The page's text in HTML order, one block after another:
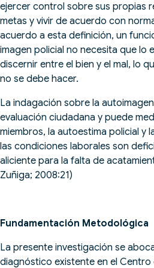
ejercer control sobre sus propias
metas y vivir de acuerdo con
acuerdo a esta definición, un
imagen policial no necesita que lo
discernir entre el bien y el mal, lo
no se debe hacer.
La indagación sobre la
evaluación ciudadana y puede
miembros, la autoestima policial y
las condiciones laborales son
aliciente para la falta de
Zuñiga; 2008:21)
Fundamentación Metodológica
La presente investigación se
diagnóstico existente en el Centro